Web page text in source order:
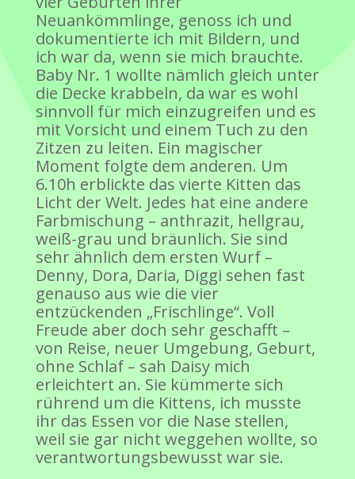
Neuankömmlinge, genoss ich und
dokumentierte ich mit Bildern, und
ich war da, wenn sie mich brauchte.
Baby Nr. 1 wollte nämlich gleich unter
die Decke krabbeln, da war es wohl
sinnvoll für mich einzugreifen und es
mit Vorsicht und einem Tuch zu den
Zitzen zu leiten. Ein magischer
Moment folgte dem anderen. Um
6.10h erblickte das vierte Kitten das
Licht der Welt. Jedes hat eine andere
Farbmischung – anthrazit, hellgrau,
weiß-grau und bräunlich. Sie sind
sehr ähnlich dem ersten Wurf –
Denny, Dora, Daria, Diggi sehen fast
genauso aus wie die vier
entzückenden „Frischlinge“. Voll
Freude aber doch sehr geschafft –
von Reise, neuer Umgebung, Geburt,
ohne Schlaf – sah Daisy mich
erleichtert an. Sie kümmerte sich
rührend um die Kittens, ich musste
ihr das Essen vor die Nase stellen,
weil sie gar nicht weggehen wollte, so
verantwortungsbewusst war sie.